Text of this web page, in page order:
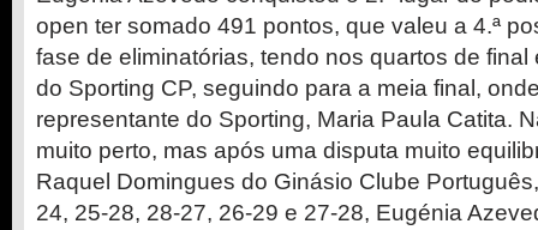
open ter somado 491 pontos, que valeu a 4.ª
fase de eliminatórias, tendo nos quartos de
do Sporting CP, seguindo para a meia final,
representante do Sporting, Maria Paula Catita.
muito perto, mas após uma disputa muito
Raquel Domingues do Ginásio Clube
24, 25-28, 28-27, 26-29 e 27-28, Eugénia